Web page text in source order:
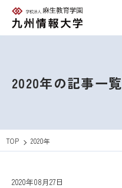
2020年の記事一覧
TOP 2020年
2020年08月27日